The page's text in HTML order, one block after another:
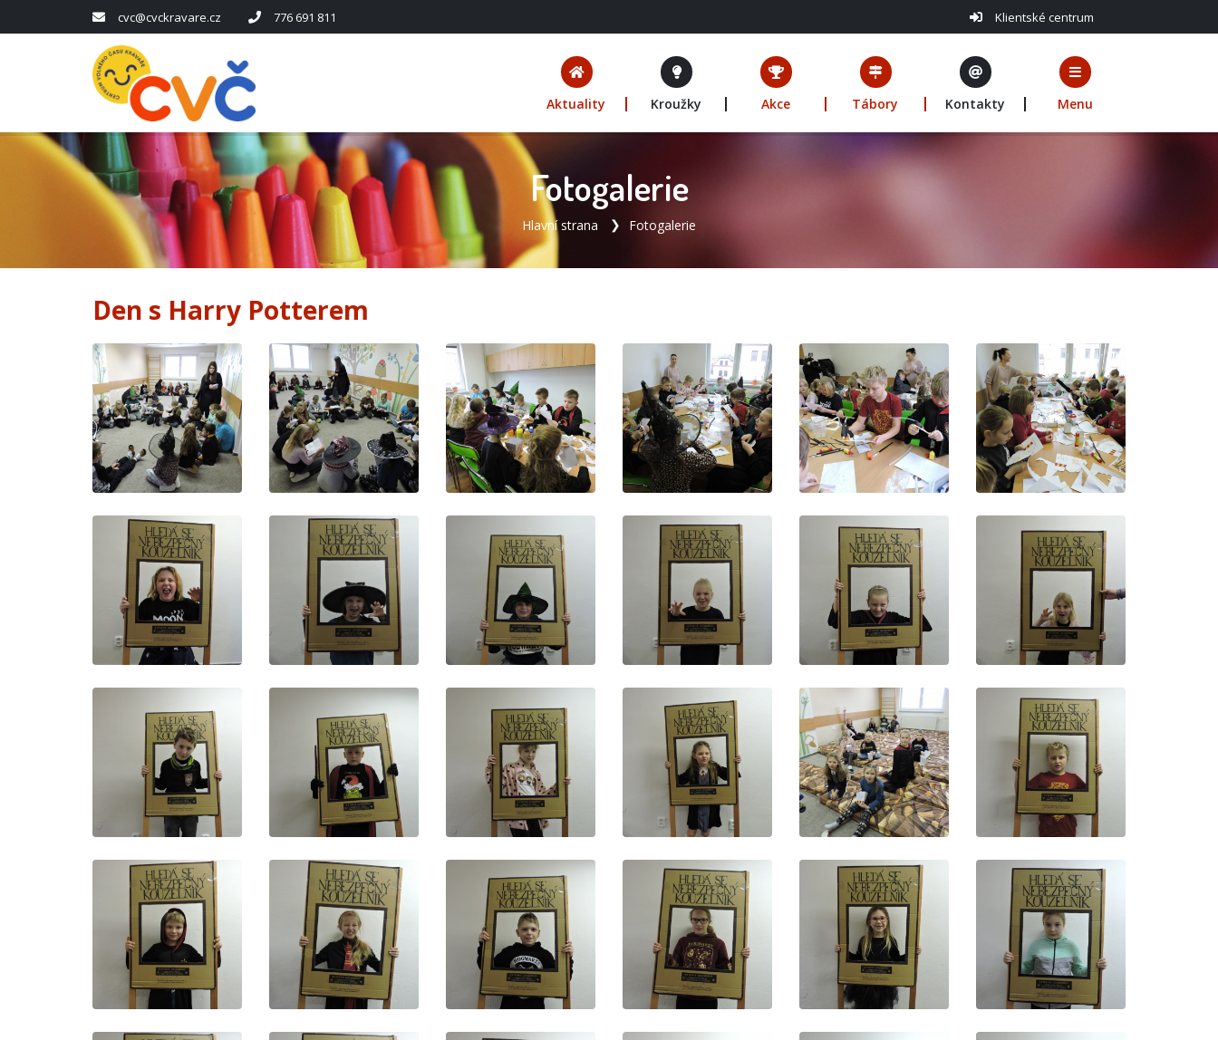
cvc@cvckravare.cz 776 691 811 Klientské centrum
Aktuality Kroužky Akce Tábory Kontakty Menu
Fotogalerie
Hlavní strana Fotogalerie
Den s Harry Potterem